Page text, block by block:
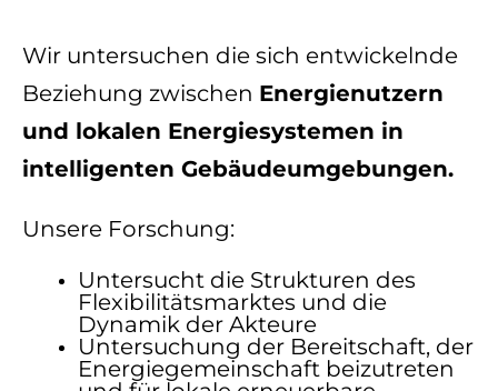
Wir untersuchen die sich entwickelnde
Beziehung zwischen Energienutzern
und lokalen Energiesystemen in
intelligenten Gebäudeumgebungen.
Unsere Forschung:
Untersucht die Strukturen des
Flexibilitätsmarktes und die
Dynamik der Akteure
Untersuchung der Bereitschaft, der
Energiegemeinschaft beizutreten